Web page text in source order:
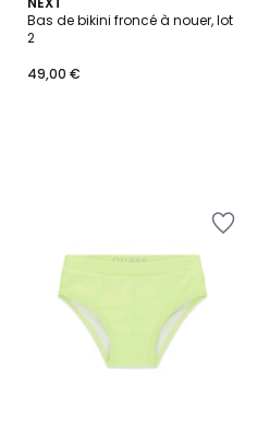
Bas de bikini froncé à nouer, lot
2
49,00 €